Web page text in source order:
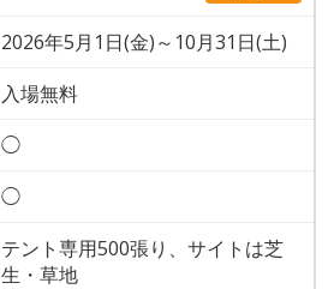
2026年5月1日(金)～10月31日(土)
入場無料
◯
◯
テント専用500張り、サイトは芝
生・草地